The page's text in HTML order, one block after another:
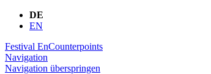
DE
EN
Festival EnCounterpoints
Navigation
Navigation überspringen